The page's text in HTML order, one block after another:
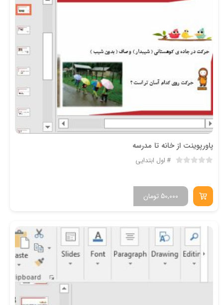
پاورپوینت از خانه تا مدرسه
اول ابتدایی
تومان 50,000